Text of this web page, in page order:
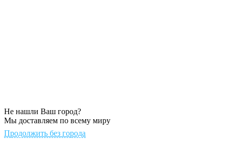
Не нашли Ваш город?
Мы доставляем по всему миру
Продолжить без города